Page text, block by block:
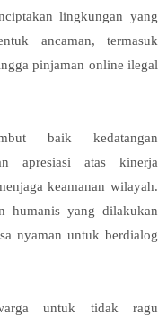
lingkungan yang
ancaman, termasuk
pinjaman online ilegal
baik kedatangan
apresiasi atas kinerja
keamanan wilayah.
humanis yang dilakukan
nyaman untuk berdialog
untuk tidak ragu